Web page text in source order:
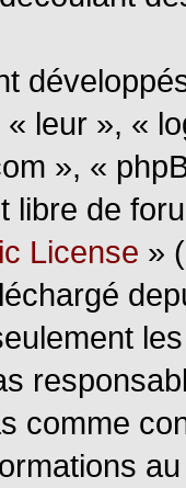
leur », «
», «
libre de
License »
comme